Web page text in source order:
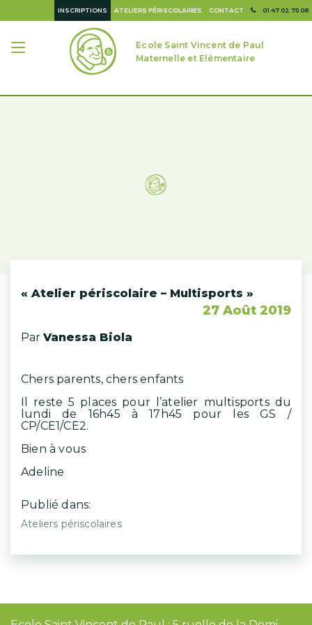
01 47 02 75 08
CONTACT
ATELIERS PÉRISCOLAIRES
INSCRIPTIONS
Ecole Saint Vincent de Paul
Maternelle et Elémentaire
« Atelier périscolaire – Multisports »
27 Août 2019
Par Vanessa Biola
Chers parents, chers enfants
Il reste 5 places pour l’atelier multisports du
lundi de 16h45 à 17h45 pour les GS /
CP/CE1/CE2.
Bien à vous
Adeline
Publié dans:
Ateliers périscolaires